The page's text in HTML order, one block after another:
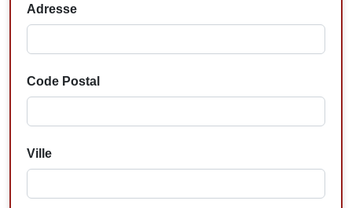
Adresse
Code Postal
Ville